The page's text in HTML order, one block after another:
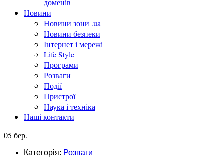
доменів
Новини
Новини зони .ua
Новини безпеки
Інтернет і мережі
Life Style
Програми
Розваги
Події
Пристрої
Наука і техніка
Наші контакти
05 бер.
Категорія: Розваги